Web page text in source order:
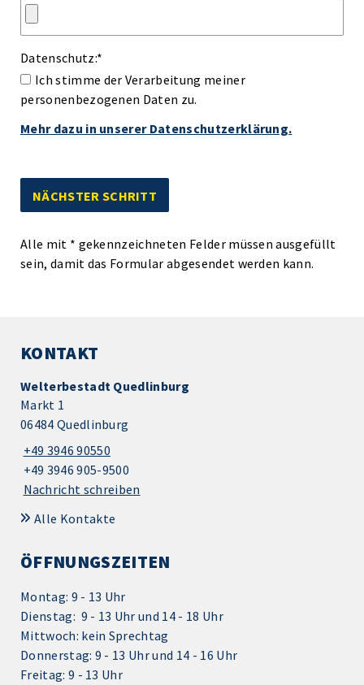
Datenschutz:*
Ich stimme der Verarbeitung meiner
personenbezogenen Daten zu.
Mehr dazu in unserer Datenschutzerklärung.
Alle mit * gekennzeichneten Felder müssen ausgefüllt
sein, damit das Formular abgesendet werden kann.
KONTAKT
Welterbestadt Quedlinburg
Markt 1
06484 Quedlinburg
+49 3946 90550
+49 3946 905-9500
Nachricht schreiben
Alle Kontakte
ÖFFNUNGSZEITEN
Montag: 9 - 13 Uhr
Dienstag: 9 - 13 Uhr und 14 - 18 Uhr
Mittwoch: kein Sprechtag
Donnerstag: 9 - 13 Uhr und 14 - 16 Uhr
Freitag: 9 - 13 Uhr